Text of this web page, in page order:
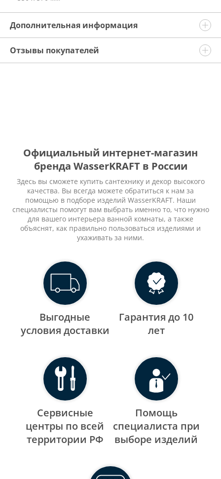
Дополнительная информация
Отзывы покупателей
Официальный интернет-магазин
бренда WasserKRAFT в России
Здесь вы сможете купить сантехнику и декор высокого
качества. Вы всегда можете обратиться к нам за
помощью в подборе изделий WasserKRAFT. Наши
специалисты помогут вам выбрать именно то, что нужно
для вашего интерьера ванной комнаты, а также
объяснят, как правильно пользоваться изделиями и
ухаживать за ними.
Выгодные
уcловия доставки
Гарантия до 10
лет
Сервисные
центры по всей
территории РФ
Помощь
специалиста при
выборе изделий